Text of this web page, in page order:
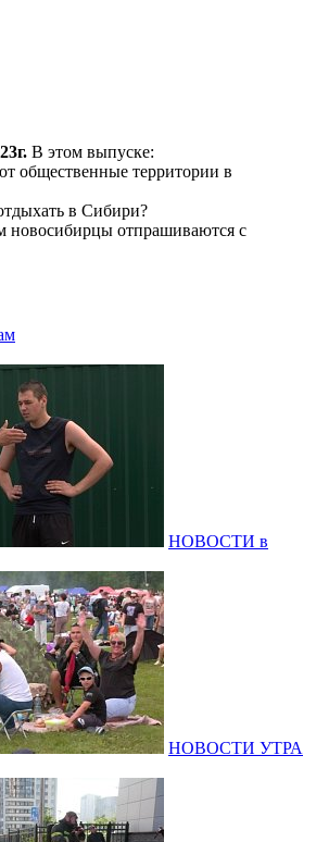
В этом выпуске:
общественные территории в
в Сибири?
новосибирцы отпрашиваются с
НОВОСТИ в
НОВОСТИ УТРА